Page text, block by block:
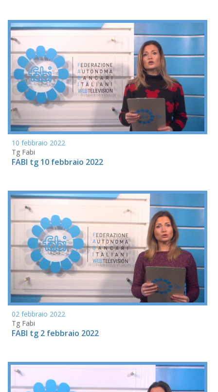
10 febbraio 2022
Tg Fabi
FABI tg 10 febbraio 2022
02 febbraio 2022
Tg Fabi
FABI tg 2 febbraio 2022